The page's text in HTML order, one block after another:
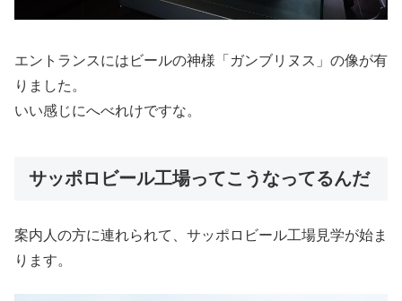
エントランスにはビールの神様「ガンブリヌス」の像が有
りました。
いい感じにへべれけですな。
サッポロビール工場ってこうなってるんだ
案内人の方に連れられて、サッポロビール工場見学が始ま
ります。